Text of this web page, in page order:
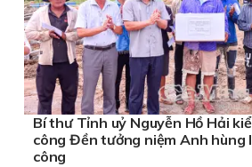
Bí thư Tỉnh uỷ Nguyễn Hồ Hải
công Đền tưởng niệm Anh hùng
công